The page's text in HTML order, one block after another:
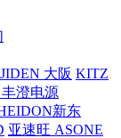
大阪 KITZ
澄电源
新东
亚速旺 ASONE